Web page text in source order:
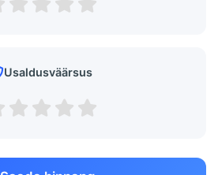
Usaldusväärsus